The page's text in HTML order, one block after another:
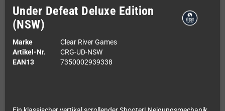
Under Defeat Deluxe Edition
(NSW)
Marke
Clear River Games
Artikel-Nr.
CRG-UD-NSW
EAN13
7350002939338